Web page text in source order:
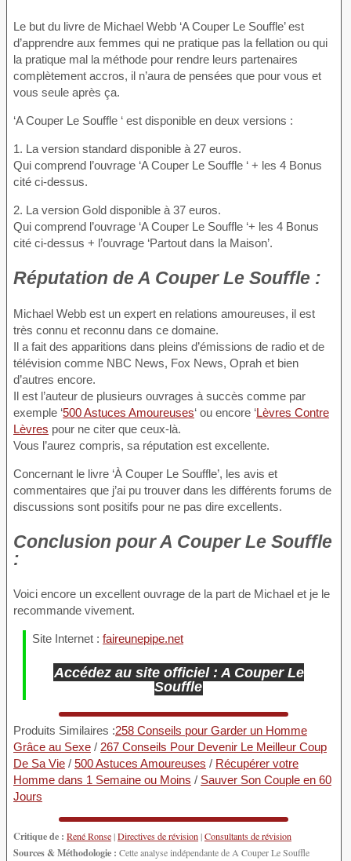
Le but du livre de Michael Webb ‘A Couper Le Souffle’ est
d’apprendre aux femmes qui ne pratique pas la fellation ou qui
la pratique mal la méthode pour rendre leurs partenaires
complètement accros, il n’aura de pensées que pour vous et
vous seule après ça.
‘A Couper Le Souffle ‘ est disponible en deux versions :
1. La version standard disponible à 27 euros.
Qui comprend l’ouvrage ‘A Couper Le Souffle ‘ + les 4 Bonus
cité ci-dessus.
2. La version Gold disponible à 37 euros.
Qui comprend l’ouvrage ‘A Couper Le Souffle ‘+ les 4 Bonus
cité ci-dessus + l’ouvrage ‘Partout dans la Maison’.
Réputation de A Couper Le Souffle :
Michael Webb est un expert en relations amoureuses, il est
très connu et reconnu dans ce domaine.
Il a fait des apparitions dans pleins d’émissions de radio et de
télévision comme NBC News, Fox News, Oprah et bien
d’autres encore.
Il est l’auteur de plusieurs ouvrages à succès comme par
exemple ‘500 Astuces Amoureuses‘ ou encore ‘Lèvres Contre
Lèvres pour ne citer que ceux-là.
Vous l’aurez compris, sa réputation est excellente.
Concernant le livre ‘À Couper Le Souffle’, les avis et
commentaires que j’ai pu trouver dans les différents forums de
discussions sont positifs pour ne pas dire excellents.
Conclusion pour A Couper Le Souffle
:
Voici encore un excellent ouvrage de la part de Michael et je le
recommande vivement.
Site Internet : faireunepipe.net
Accédez au site officiel : A Couper Le
Souffle
Produits Similaires :258 Conseils pour Garder un Homme
Grâce au Sexe / 267 Conseils Pour Devenir Le Meilleur Coup
De Sa Vie / 500 Astuces Amoureuses / Récupérer votre
Homme dans 1 Semaine ou Moins / Sauver Son Couple en 60
Jours
Critique de : René Ronse|Directives de révision|Consultants de révision
Sources & Méthodologie : Cette analyse indépendante de A Couper Le Souffle